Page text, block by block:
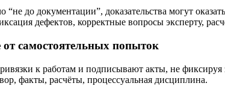
“не до документации”, доказательства могут
дефектов, корректные вопросы эксперту,
самостоятельных попыток
к работам и подписывают акты, не
факты, расчёты, процессуальная дисциплина.